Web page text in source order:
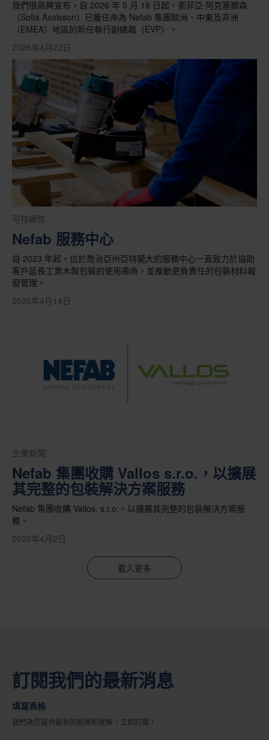
我們很高興宣布，自 2026 年 5 月 18 日起，索菲亞·阿克塞爾森
（Sofia Axelsson）已獲任命為 Nefab 集團歐洲、中東及非洲
（EMEA）地區的新任執行副總裁（EVP）。
2026年4月22日
可持續性
Nefab 服務中心
自 2023 年起，位於喬治亞州亞特蘭大的服務中心一直致力於協助
客戶延長工業木製包裝的使用壽命，並推動更負責任的包裝材料報
廢管理。
2026年4月14日
企業新聞
Nefab 集團收購 Vallos s.r.o.，以擴展
其完整的包裝解決方案服務
Nefab 集團收購 Vallos, s.r.o.，以擴展其完整的包裝解決方案服
務。
2026年4月2日
載入更多
訂閱我們的最新消息
填寫表格
我們為您提供最新的新聞和見解，立即訂閱！